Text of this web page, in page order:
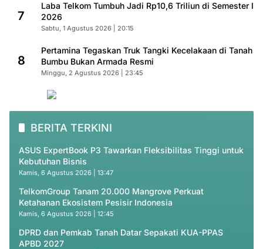
7
Laba Telkom Tumbuh Jadi Rp10,6 Triliun di Semester I
2026
Sabtu, 1 Agustus 2026 | 20:15
8
Pertamina Tegaskan Truk Tangki Kecelakaan di Tanah
Bumbu Bukan Armada Resmi
Minggu, 2 Agustus 2026 | 23:45
BERITA TERKINI
ASUS ExpertBook P3 Tawarkan Fleksibilitas Tinggi untuk
Kebutuhan Bisnis
Kamis, 6 Agustus 2026 | 13:47
TelkomGroup Tanam 20.000 Mangrove Perkuat
Ketahanan Ekosistem Pesisir Indonesia
Kamis, 6 Agustus 2026 | 12:45
DPRD dan Pemkab Tanah Datar Sepakati KUA-PPAS
APBD 2027